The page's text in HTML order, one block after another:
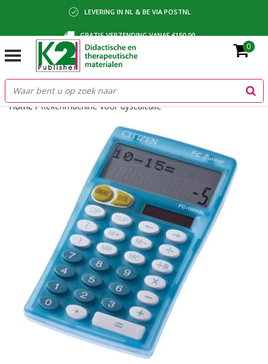
LEVERING IN NL & BE VIA POSTNL
GRATIS VERZENDING VANAF €150,00
BETALING VIA IDEAL, BANCONTACT OF FACTUUR
0
Home/Rekenmachine voor dyscalculie